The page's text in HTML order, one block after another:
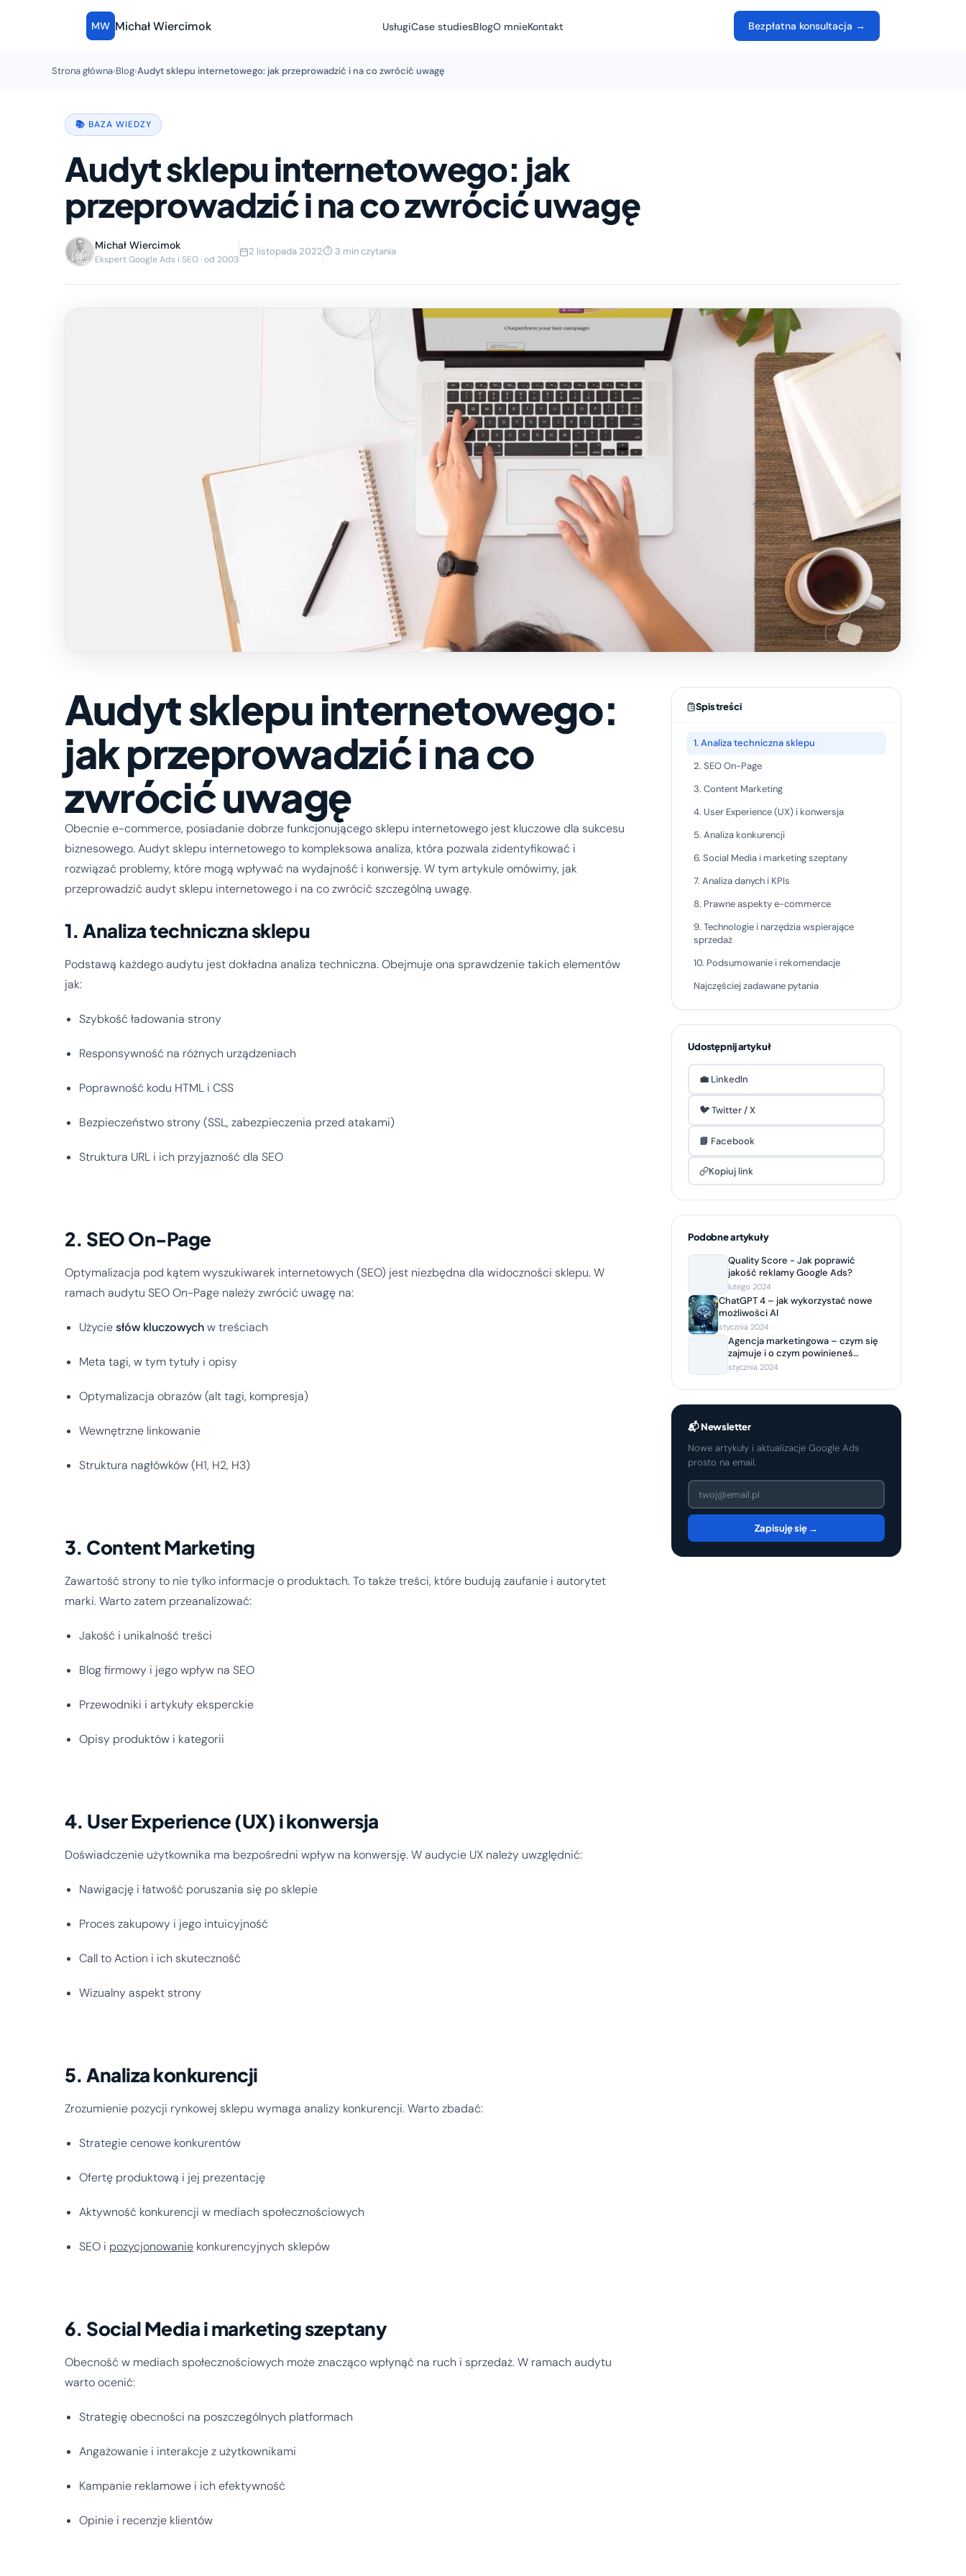
MW Michał Wiercimok UsługiCase studiesBlogO mnieKontakt Bezpłatna konsultacja →
Strona główna›Blog›Audyt sklepu internetowego: jak przeprowadzić i na co zwrócić uwagę
📚 BAZA WIEDZY
Audyt sklepu internetowego: jak
przeprowadzić i na co zwrócić uwagę
Michał Wiercimok
Ekspert Google Ads i SEO · od 2003
2 listopada 2022⏱ 3 min czytania
Audyt sklepu internetowego:
jak przeprowadzić i na co
zwrócić uwagę
Obecnie e-commerce, posiadanie dobrze funkcjonującego sklepu internetowego jest kluczowe dla sukcesu
biznesowego. Audyt sklepu internetowego to kompleksowa analiza, która pozwala zidentyfikować i
rozwiązać problemy, które mogą wpływać na wydajność i konwersję. W tym artykule omówimy, jak
przeprowadzić audyt sklepu internetowego i na co zwrócić szczególną uwagę.
1. Analiza techniczna sklepu
Podstawą każdego audytu jest dokładna analiza techniczna. Obejmuje ona sprawdzenie takich elementów
jak:
Szybkość ładowania strony
Responsywność na różnych urządzeniach
Poprawność kodu HTML i CSS
Bezpieczeństwo strony (SSL, zabezpieczenia przed atakami)
Struktura URL i ich przyjazność dla SEO
2. SEO On-Page
Optymalizacja pod kątem wyszukiwarek internetowych (SEO) jest niezbędna dla widoczności sklepu. W
ramach audytu SEO On-Page należy zwrócić uwagę na:
Użyciesłów kluczowychw treściach
Meta tagi, w tym tytuły i opisy
Optymalizacja obrazów (alt tagi, kompresja)
Wewnętrzne linkowanie
Struktura nagłówków (H1, H2, H3)
3. Content Marketing
Zawartość strony to nie tylko informacje o produktach. To także treści, które budują zaufanie i autorytet
marki. Warto zatem przeanalizować:
Jakość i unikalność treści
Blog firmowy i jego wpływ na SEO
Przewodniki i artykuły eksperckie
Opisy produktów i kategorii
4. User Experience (UX) i konwersja
Doświadczenie użytkownika ma bezpośredni wpływ na konwersję. W audycie UX należy uwzględnić:
Nawigację i łatwość poruszania się po sklepie
Proces zakupowy i jego intuicyjność
Call to Action i ich skuteczność
Wizualny aspekt strony
5. Analiza konkurencji
Zrozumienie pozycji rynkowej sklepu wymaga analizy konkurencji. Warto zbadać:
Strategie cenowe konkurentów
Ofertę produktową i jej prezentację
Aktywność konkurencji w mediach społecznościowych
SEO i pozycjonowanie konkurencyjnych sklepów
6. Social Media i marketing szeptany
Obecność w mediach społecznościowych może znacząco wpłynąć na ruch i sprzedaż. W ramach audytu
warto ocenić:
Strategię obecności na poszczególnych platformach
Angażowanie i interakcje z użytkownikami
Kampanie reklamowe i ich efektywność
Opinie i recenzje klientów
Spis treści
1. Analiza techniczna sklepu
2. SEO On-Page
3. Content Marketing
4. User Experience (UX) i konwersja
5. Analiza konkurencji
6. Social Media i marketing szeptany
7. Analiza danych i KPIs
8. Prawne aspekty e-commerce
9. Technologie i narzędzia wspierające
sprzedaż
10. Podsumowanie i rekomendacje
Najczęściej zadawane pytania
Udostępnij artykuł
💼 LinkedIn
🐦 Twitter / X
📘 Facebook
Kopiuj link
Podobne artykuły
Quality Score - Jak poprawić
jakość reklamy Google Ads?
lutego 2024
ChatGPT 4 – jak wykorzystać nowe
możliwości AI
stycznia 2024
Agencja marketingowa – czym się
zajmuje i o czym powinieneś
wiedzieć, decydując się na
stycznia 2024
📬 Newsletter
Nowe artykuły i aktualizacje Google Ads
prosto na email.
Zapisuję się →